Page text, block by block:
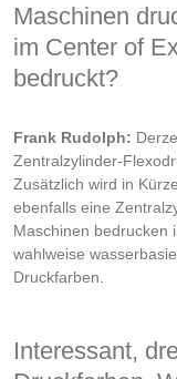
Maschinen
im Center of
bedruckt?
Frank Rudolph:
Zentralzylinder-
Zusätzlich wird in
ebenfalls eine
Maschinen bedrucken
wahlweise
Druckfarben.
Interessant,